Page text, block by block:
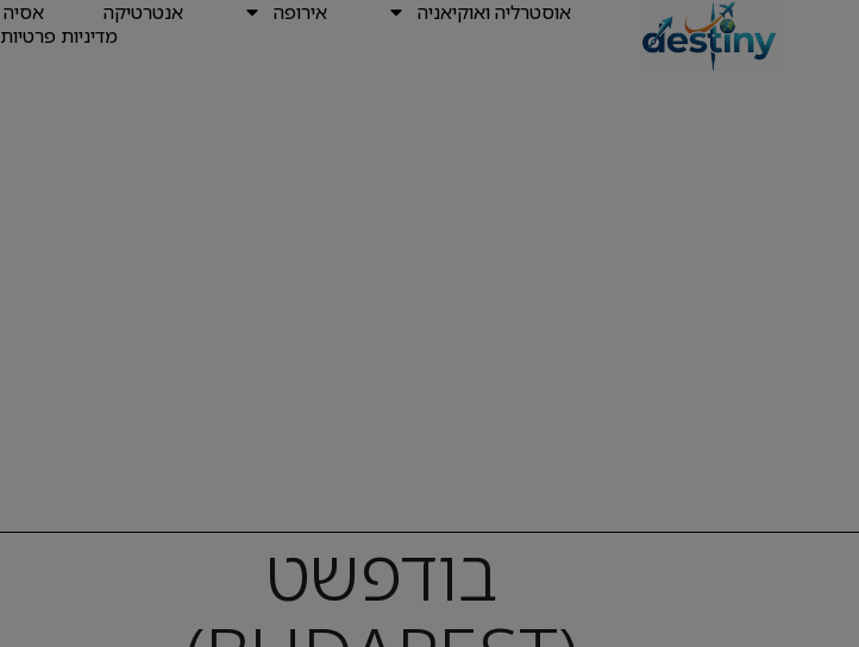
אוסטרליה ואוקיאניה אירופה אנטרטיקה אסיה
מדיניות פרטיות
בודפשט